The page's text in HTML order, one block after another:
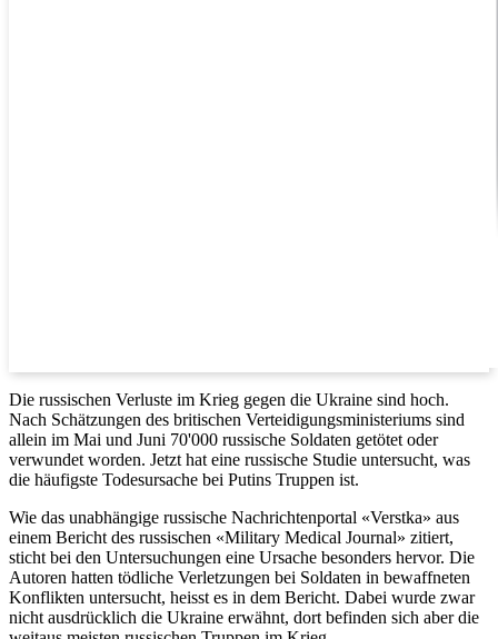
Die russischen Verluste im Krieg gegen die Ukraine sind hoch.
Nach Schätzungen des britischen Verteidigungsministeriums sind
allein im Mai und Juni 70'000 russische Soldaten getötet oder
verwundet worden. Jetzt hat eine russische Studie untersucht, was
die häufigste Todesursache bei Putins Truppen ist.
Wie das unabhängige russische Nachrichtenportal «Verstka» aus
einem Bericht des russischen «Military Medical Journal» zitiert,
sticht bei den Untersuchungen eine Ursache besonders hervor. Die
Autoren hatten tödliche Verletzungen bei Soldaten in bewaffneten
Konflikten untersucht, heisst es in dem Bericht. Dabei wurde zwar
nicht ausdrücklich die Ukraine erwähnt, dort befinden sich aber die